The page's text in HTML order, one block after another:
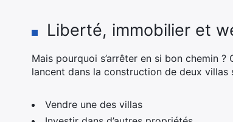
Liberté, immobilier et
Mais pourquoi s’arrêter en si bon chemin
lancent dans la construction de deux
Vendre une des villas